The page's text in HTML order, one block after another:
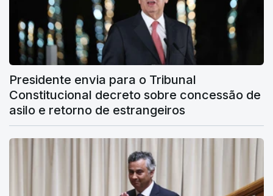
Presidente envia para o Tribunal
Constitucional decreto sobre concessão de
asilo e retorno de estrangeiros